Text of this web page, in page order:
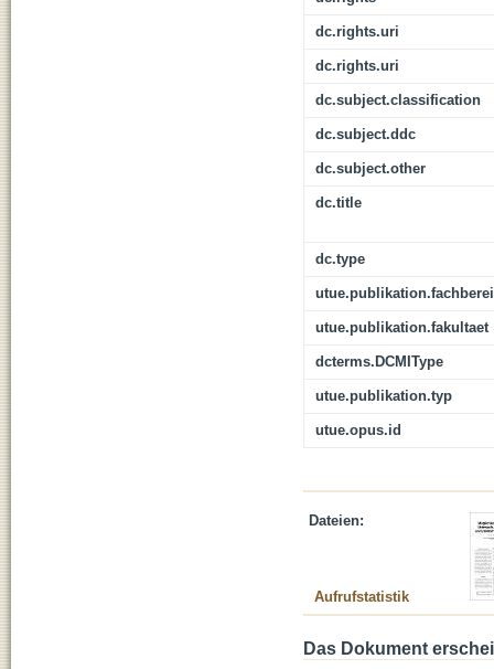
dc.rights.uri
dc.rights.uri
dc.subject.classification
dc.subject.ddc
dc.subject.other
dc.title
dc.type
utue.publikation.fakultaet
dcterms.DCMIType
utue.publikation.typ
utue.opus.id
Dateien:
Aufrufstatistik
Das Dokument